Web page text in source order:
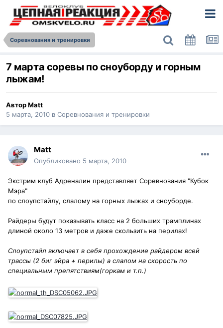
Соревнования и тренировки
7 марта соревы по сноуборду и горным
лыжам!
АвторMatt
5 марта, 2010 в Соревнования и тренировки
Matt
Опубликовано 5 марта, 2010
Экстрим клуб Адреналин представляет Соревнования "Кубок
Мэра"
по слоупстайлу, слалому на горных лыжах и сноуборде.
Райдеры будут показывать класс на 2 больших трамплинах
длиной около 13 метров и даже скользить на перилах!
Слоупстайл включает в себя прохождение райдером всей
трассы (2 биг эйра + перилы) а слалом на скорость по
специальным препятствиям(горкам и т.п.)